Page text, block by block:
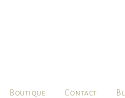
Boutique Contact